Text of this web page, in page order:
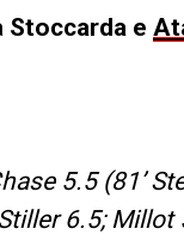
Stoccarda e
5.5 (81’
6.5; Millot